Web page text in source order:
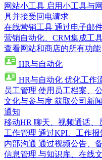
网站小工具 启用小工具与
具并接受回电请求
在线营销工具 通过电子邮
营销自动化、CRM集成工
查看网站和商店的所有功能
HR与自动化
HR与自动化 优化工作
员工管理 使用员工档案、
文化与参与度 获取公司新
通知
移动HR 聊天、视频通话、
工作管理 通过KPI、工作
内部沟通 通过视频公告、
信息管理 与知识库、在线